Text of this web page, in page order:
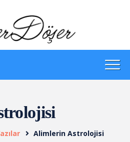
Alimlerin Astrolojisi